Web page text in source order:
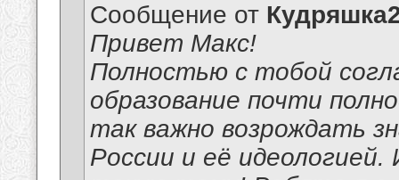
Сообщение от
Привет Макс!
Полностью с тобой
образование почти
так важно возрождать
России и её